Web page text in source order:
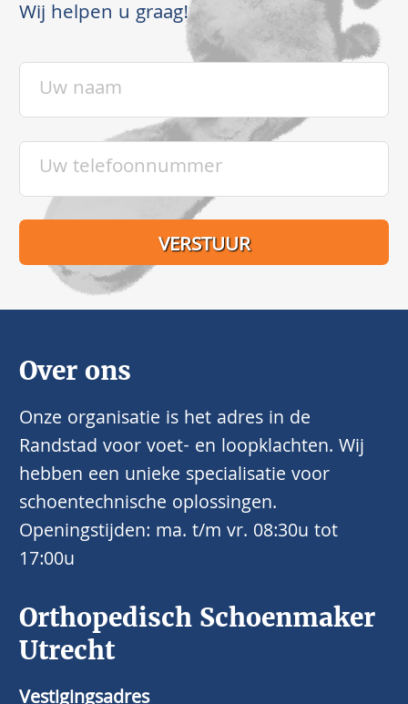
Wij helpen u graag!
Orthopedisch Schoenmaker
Utrecht
Over ons
Onze organisatie is het adres in de
Randstad voor voet- en loopklachten. Wij
hebben een unieke specialisatie voor
schoentechnische oplossingen.
Openingstijden: ma. t/m vr. 08:30u tot
17:00u